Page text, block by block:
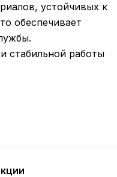
устойчивых к
обеспечивает
стабильной работы